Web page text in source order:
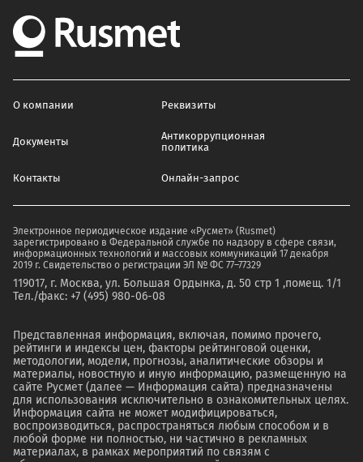
О компании Реквизиты
Документы
Антикоррупционная
политика
Контакты Онлайн-запрос
Электронное периодическое издание «Русмет» (Rusmet)
зарегистрировано в Федеральной службе по надзору в сфере связи,
информационных технологий и массовых коммуникаций 17 декабря
2019 г. Свидетельство о регистрации ЭЛ № ФС 77–77329
119017, г. Москва, ул. Большая Ордынка, д. 50 стр 1 ,помещ. 1/1
Тел./факс: +7 (495) 980-06-08
Представленная информация, включая, помимо прочего,
рейтинги и индексы цен, факторы рейтинговой оценки,
методологии, модели, прогнозы, аналитические обзоры и
материалы, новостную и иную информацию, размещенную на
сайте Русмет (далее — Информация сайта) предназначены
для использования исключительно в ознакомительных целях.
Информация сайта не может модифицироваться,
воспроизводиться, распространяться любым способом и в
любой форме ни полностью, ни частично в рекламных
материалах, в рамках мероприятий по связям с